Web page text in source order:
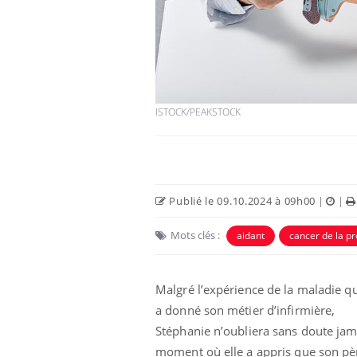
ISTOCK/PEAKSTOCK
Publié le 09.10.2024 à 09h00 | |
Mots clés : aidant cancer de la
Malgré l’expérience de la maladie
a donné son métier d’infirmière,
Stéphanie n’oubliera sans doute
moment où elle a appris que son
Fatigue, irritabilité, brouillard mental ou
même alopécie… Les symptômes de la
carence en fer sont multiples ce qui la rend
En